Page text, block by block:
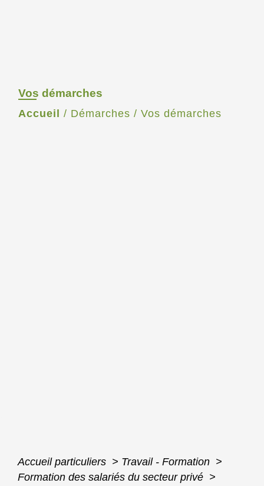
Vos démarches
Accueil / Démarches / Vos démarches
Accueil particuliers > Travail - Formation >
Formation des salariés du secteur privé >